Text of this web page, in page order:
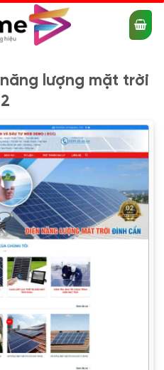
lượng mặt trời
2